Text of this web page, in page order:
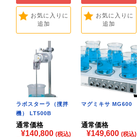
お気に入りに
追加
お気に入りに
追加
ラボスターラ（撹拌
機） LT500B
通常価格
¥140,800(税込)
マグミキサ MG600
通常価格
¥149,600 (税込)